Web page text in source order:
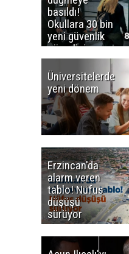
basıldı!
Okullara 30 bin
yeni güvenlik
görevlisi
Üniversitelerde
yeni dönem
Erzincan'da
alarm veren
tablo! Nüfus
düşüşü
sürüyor